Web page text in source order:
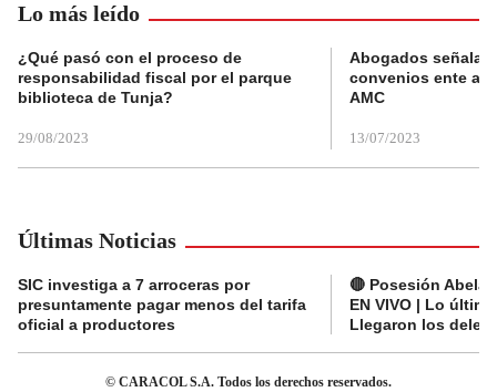
Lo más leído
¿Qué pasó con el proceso de
responsabilidad fiscal por el parque
biblioteca de Tunja?
29/08/2023
Abogados
convenios ente
AMC
13/07/2023
Últimas Noticias
SIC investiga a 7 arroceras por
presuntamente pagar menos del tarifa
oficial a productores
🔴 Posesión
EN VIVO | Lo
Llegaron los
© CARACOL S.A. Todos los derechos reservados.